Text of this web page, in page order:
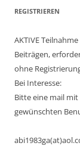
REGISTRIEREN
AKTIVE
Beiträgen,
ohne
Bei Interesse:
Bitte eine mail
gewünschten